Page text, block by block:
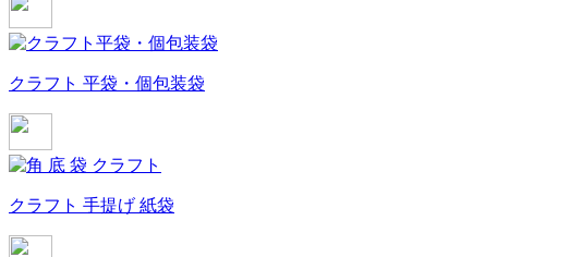
クラフト 平袋・個包装袋
クラフト 手提げ 紙袋